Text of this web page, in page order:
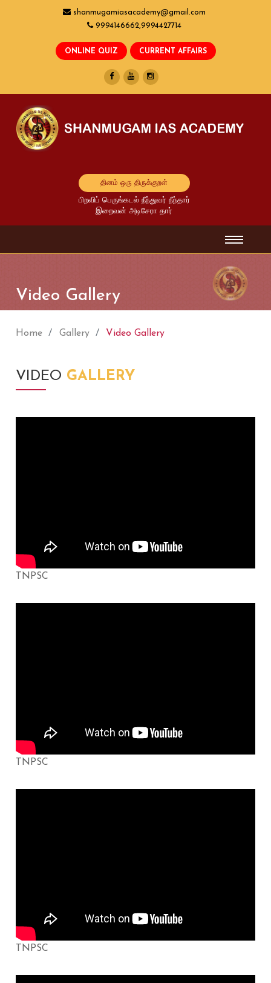
shanmugamiasacademy@gmail.com
9994146662,9994427714
தினம் ஒரு திருக்குறள்
பிறவிப் பெருங்கடல் நீந்துவர் நீந்தார்
இறைவன் அடிசேரா தார்
Video Gallery
Home Gallery Video Gallery
VIDEO GALLERY
TNPSC
TNPSC
TNPSC